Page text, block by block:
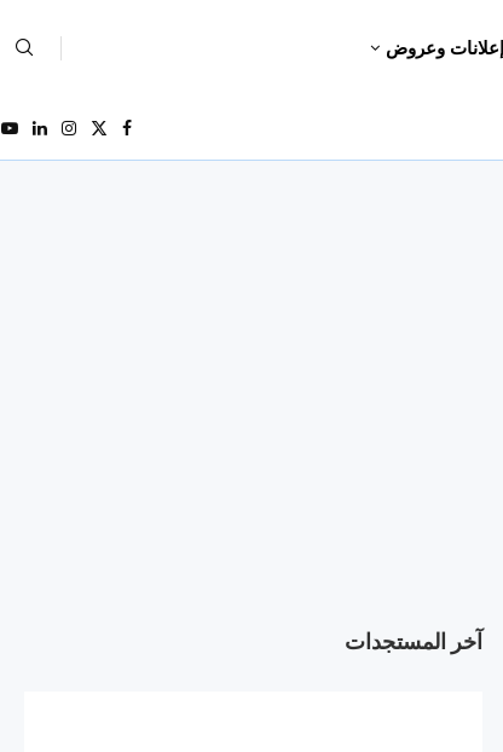
إعلانات وعروض
آخر المستجدات